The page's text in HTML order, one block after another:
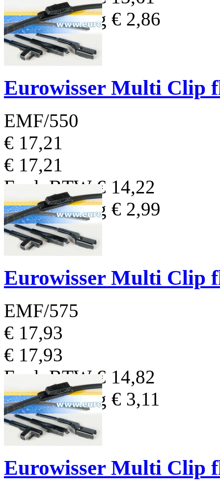
BTW Bedrag € 2,86
Eurowisser Multi Clip
EMF/550
€ 17,21
€ 17,21
Excl. BTW € 14,22
BTW Bedrag € 2,99
Eurowisser Multi Clip
EMF/575
€ 17,93
€ 17,93
Excl. BTW € 14,82
BTW Bedrag € 3,11
Eurowisser Multi Clip